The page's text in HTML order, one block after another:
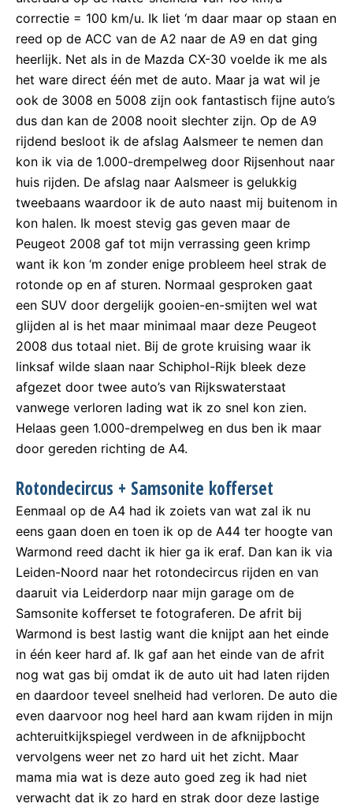
correctie = 100 km/u. Ik liet ‘m daar maar op staan en
reed op de ACC van de A2 naar de A9 en dat ging
heerlijk. Net als in de Mazda CX-30 voelde ik me als
het ware direct één met de auto. Maar ja wat wil je
ook de 3008 en 5008 zijn ook fantastisch fijne auto’s
dus dan kan de 2008 nooit slechter zijn. Op de A9
rijdend besloot ik de afslag Aalsmeer te nemen dan
kon ik via de 1.000-drempelweg door Rijsenhout naar
huis rijden. De afslag naar Aalsmeer is gelukkig
tweebaans waardoor ik de auto naast mij buitenom in
kon halen. Ik moest stevig gas geven maar de
Peugeot 2008 gaf tot mijn verrassing geen krimp
want ik kon ‘m zonder enige probleem heel strak de
rotonde op en af sturen. Normaal gesproken gaat
een SUV door dergelijk gooien-en-smijten wel wat
glijden al is het maar minimaal maar deze Peugeot
2008 dus totaal niet. Bij de grote kruising waar ik
linksaf wilde slaan naar Schiphol-Rijk bleek deze
afgezet door twee auto’s van Rijkswaterstaat
vanwege verloren lading wat ik zo snel kon zien.
Helaas geen 1.000-drempelweg en dus ben ik maar
door gereden richting de A4.
Rotondecircus + Samsonite kofferset
Eenmaal op de A4 had ik zoiets van wat zal ik nu
eens gaan doen en toen ik op de A44 ter hoogte van
Warmond reed dacht ik hier ga ik eraf. Dan kan ik via
Leiden-Noord naar het rotondecircus rijden en van
daaruit via Leiderdorp naar mijn garage om de
Samsonite kofferset te fotograferen. De afrit bij
Warmond is best lastig want die knijpt aan het einde
in één keer hard af. Ik gaf aan het einde van de afrit
nog wat gas bij omdat ik de auto uit had laten rijden
en daardoor teveel snelheid had verloren. De auto die
even daarvoor nog heel hard aan kwam rijden in mijn
achteruitkijkspiegel verdween in de afknijpbocht
vervolgens weer net zo hard uit het zicht. Maar
mama mia wat is deze auto goed zeg ik had niet
verwacht dat ik zo hard en strak door deze lastige